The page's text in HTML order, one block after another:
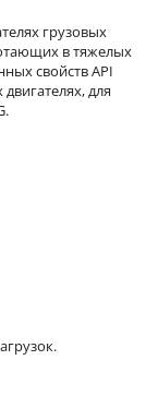
грузовых
в тяжелых
свойств API
для